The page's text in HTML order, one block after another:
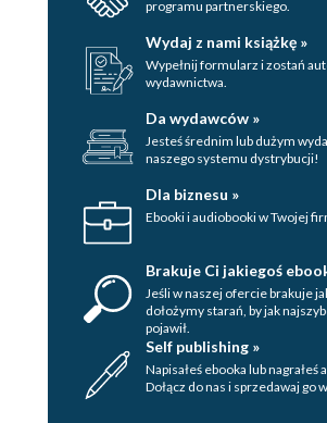
programu partnerskiego.
Wydaj z nami książkę »
Wypełnij formularz i zostań
wydawnictwa.
Da wydawców »
Jesteś średnim lub dużym
naszego systemu dystrybucji!
Dla biznesu »
Ebooki i audiobooki w Twojej
Brakuje Ci jakiegoś
Jeśli w naszej ofercie brakuje
dołożymy starań, by jak
pojawił.
Self publishing »
Napisałeś ebooka lub nagrałeś
Dołącz do nas i sprzedawaj go